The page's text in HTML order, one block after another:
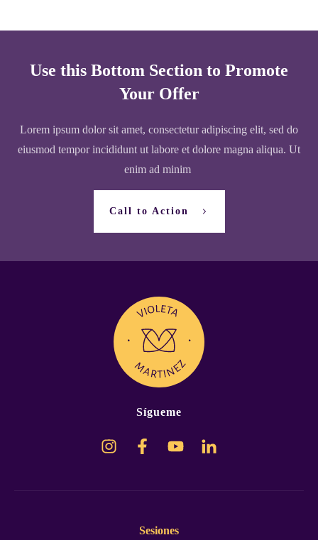
Use this Bottom Section to Promote
Your Offer
Lorem ipsum dolor sit amet, consectetur adipiscing elit, sed do
eiusmod tempor incididunt ut labore et dolore magna aliqua. Ut
enim ad minim
Call to Action
Sígueme
Sesiones